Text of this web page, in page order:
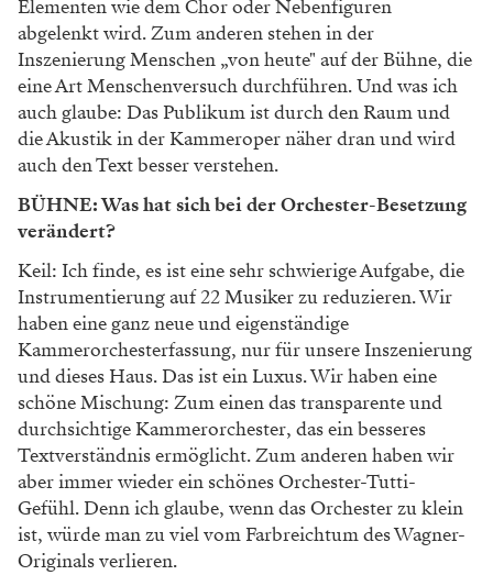
Elementen wie dem Chor oder Nebenfiguren
abgelenkt wird. Zum anderen stehen in der
Inszenierung Menschen „von heute" auf der Bühne, die
eine Art Menschenversuch durchführen. Und was ich
auch glaube: Das Publikum ist durch den Raum und
die Akustik in der Kammeroper näher dran und wird
auch den Text besser verstehen.
BÜHNE: Was hat sich bei der Orchester-Besetzung
verändert?
Keil: Ich finde, es ist eine sehr schwierige Aufgabe, die
Instrumentierung auf 22 Musiker zu reduzieren. Wir
haben eine ganz neue und eigenständige
Kammerorchesterfassung, nur für unsere Inszenierung
und dieses Haus. Das ist ein Luxus. Wir haben eine
schöne Mischung: Zum einen das transparente und
durchsichtige Kammerorchester, das ein besseres
Textverständnis ermöglicht. Zum anderen haben wir
aber immer wieder ein schönes Orchester-Tutti-
Gefühl. Denn ich glaube, wenn das Orchester zu klein
ist, würde man zu viel vom Farbreichtum des Wagner-
Originals verlieren.